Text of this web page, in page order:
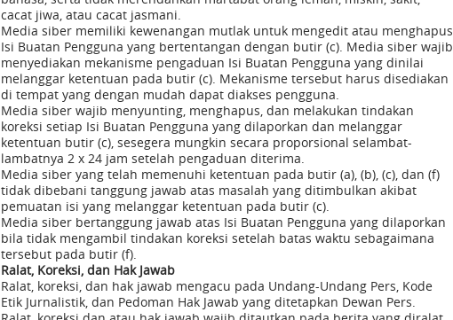
cacat jiwa, atau cacat jasmani.
Media siber memiliki kewenangan mutlak untuk mengedit atau menghapus
Isi Buatan Pengguna yang bertentangan dengan butir (c). Media siber wajib
menyediakan mekanisme pengaduan Isi Buatan Pengguna yang dinilai
melanggar ketentuan pada butir (c). Mekanisme tersebut harus disediakan
di tempat yang dengan mudah dapat diakses pengguna.
Media siber wajib menyunting, menghapus, dan melakukan tindakan
koreksi setiap Isi Buatan Pengguna yang dilaporkan dan melanggar
ketentuan butir (c), sesegera mungkin secara proporsional selambat-
lambatnya 2 x 24 jam setelah pengaduan diterima.
Media siber yang telah memenuhi ketentuan pada butir (a), (b), (c), dan (f)
tidak dibebani tanggung jawab atas masalah yang ditimbulkan akibat
pemuatan isi yang melanggar ketentuan pada butir (c).
Media siber bertanggung jawab atas Isi Buatan Pengguna yang dilaporkan
bila tidak mengambil tindakan koreksi setelah batas waktu sebagaimana
tersebut pada butir (f).
Ralat, Koreksi, dan Hak Jawab
Ralat, koreksi, dan hak jawab mengacu pada Undang-Undang Pers, Kode
Etik Jurnalistik, dan Pedoman Hak Jawab yang ditetapkan Dewan Pers.